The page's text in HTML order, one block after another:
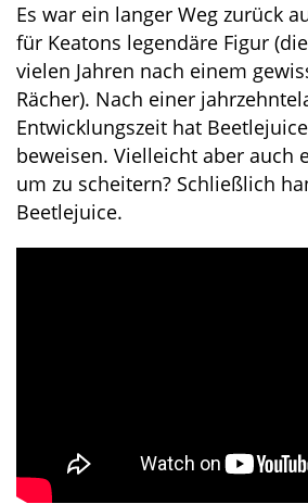
Es war ein langer Weg zurück
für Keatons legendäre Figur
vielen Jahren nach einem
Rächer). Nach einer
Entwicklungszeit hat
beweisen. Vielleicht aber auch
um zu scheitern? Schließlich
Beetlejuice.